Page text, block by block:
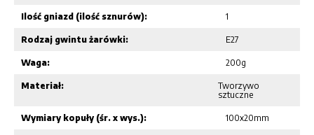
Ilość gniazd (ilość sznurów): 1
Rodzaj gwintu żarówki: E27
Waga: 200g
Materiał:
Tworzywo
sztuczne
Wymiary kopuły (śr. x wys.): 100x20mm